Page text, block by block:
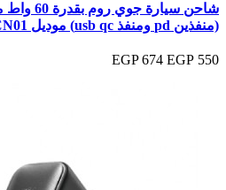
(منفذين pd ومنفذ usb qc) موديل JR CCN01
550 EGP
674 EGP